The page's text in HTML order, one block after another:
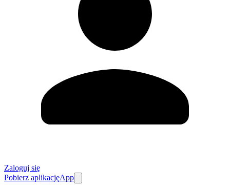
Zaloguj się
Pobierz aplikacjęApp